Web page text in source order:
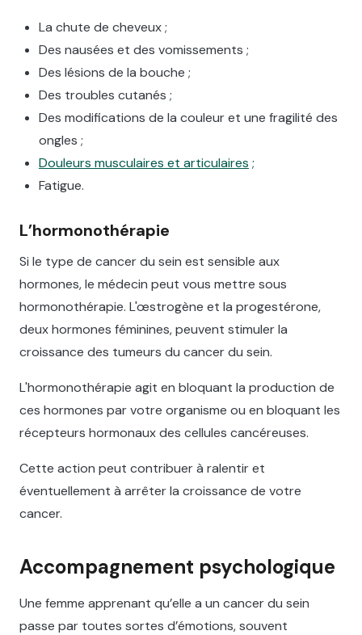
La chute de cheveux ;
Des nausées et des vomissements ;
Des lésions de la bouche ;
Des troubles cutanés ;
Des modifications de la couleur et une fragilité des
ongles ;
Douleurs musculaires et articulaires ;
Fatigue.
L’hormonothérapie
Si le type de cancer du sein est sensible aux
hormones, le médecin peut vous mettre sous
hormonothérapie. L'œstrogène et la progestérone,
deux hormones féminines, peuvent stimuler la
croissance des tumeurs du cancer du sein.
L'hormonothérapie agit en bloquant la production de
ces hormones par votre organisme ou en bloquant les
récepteurs hormonaux des cellules cancéreuses.
Cette action peut contribuer à ralentir et
éventuellement à arrêter la croissance de votre
cancer.
Accompagnement psychologique
Une femme apprenant qu’elle a un cancer du sein
passe par toutes sortes d’émotions, souvent